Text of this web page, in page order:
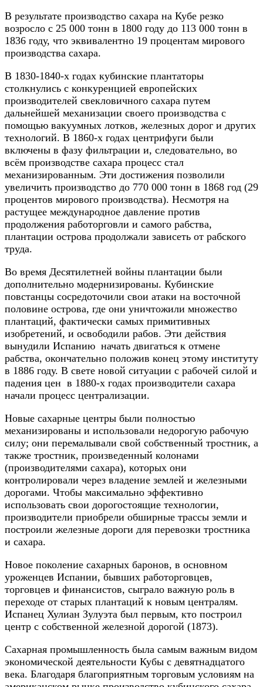
В результате производство сахара на Кубе резко
возросло с 25 000 тонн в 1800 году до 113 000 тонн в
1836 году, что эквивалентно 19 процентам мирового
производства сахара.
В 1830-1840-х годах кубинские плантаторы
столкнулись с конкуренцией европейских
производителей свекловичного сахара путем
дальнейшей механизации своего производства с
помощью вакуумных лотков, железных дорог и других
технологий. В 1860-х годах центрифуги были
включены в фазу фильтрации и, следовательно, во
всём производстве сахара процесс стал
механизированным. Эти достижения позволили
увеличить производство до 770 000 тонн в 1868 год (29
процентов мирового производства). Несмотря на
растущее международное давление против
продолжения работорговли и самого рабства,
плантации острова продолжали зависеть от рабского
труда.
Во время Десятилетней войны плантации были
дополнительно модернизированы. Кубинские
повстанцы сосредоточили свои атаки на восточной
половине острова, где они уничтожили множество
плантаций, фактически самых примитивных
изобретений, и освободили рабов. Эти действия
вынудили Испанию начать двигаться к отмене
рабства, окончательно положив конец этому институту
в 1886 году. В свете новой ситуации с рабочей силой и
падения цен в 1880-х годах производители сахара
начали процесс централизации.
Новые сахарные центры были полностью
механизированы и использовали недорогую рабочую
силу; они перемалывали свой собственный тростник, а
также тростник, произведенный колонами
(производителями сахара), которых они
контролировали через владение землей и железными
дорогами. Чтобы максимально эффективно
использовать свои дорогостоящие технологии,
производители приобрели обширные трассы земли и
построили железные дороги для перевозки тростника
и сахара.
Новое поколение сахарных баронов, в основном
уроженцев Испании, бывших работорговцев,
торговцев и финансистов, сыграло важную роль в
переходе от старых плантаций к новым централям.
Испанец Хулиан Зулуэта был первым, кто построил
центр с собственной железной дорогой (1873).
Сахарная промышленность была самым важным видом
экономической деятельности Кубы с девятнадцатого
века. Благодаря благоприятным торговым условиям на